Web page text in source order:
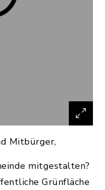
Mitbürger,
mitgestalten?
Grünfläche